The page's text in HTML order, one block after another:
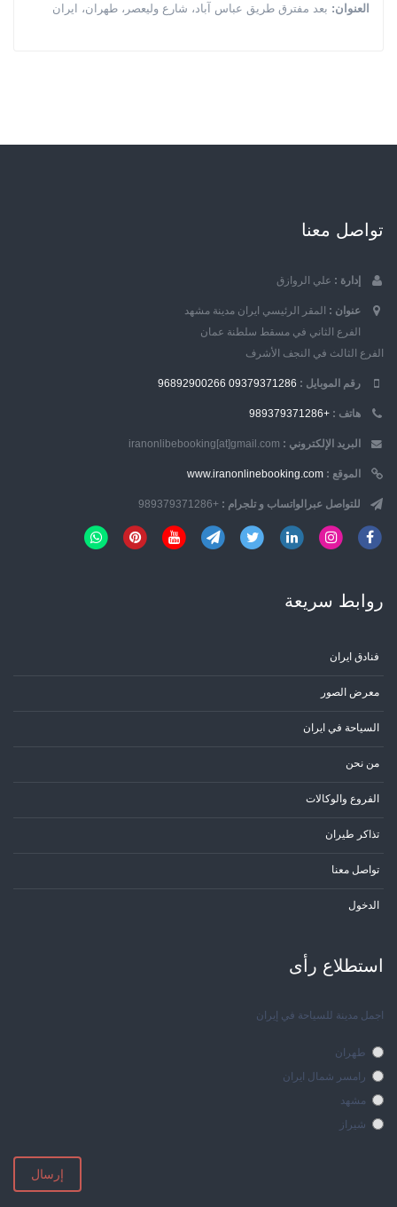
العنوان: بعد مفترق طريق عباس آباد، شارع وليعصر، طهران، ايران
تواصل معنا
إدارة : علي الروازق
عنوان : المقر الرئيسي ايران مدينة مشهد
الفرع الثاني في مسقط سلطنة عمان
الفرع الثالث في النجف الأشرف
رقم الموبایل : 09379371286
96892900266
هاتف : +989379371286
البريد الإلكتروني : iranonlibebooking[at]gmail.com
الموقع : www.iranonlinebooking.com
للتواصل عبرالواتساب و تلجرام : +989379371286
روابط سریعة
فنادق ايران
معرض الصور
السياحة في ايران
من نحن
الفروع والوكالات
تذاكر طيران
تواصل معنا
الدخول
استطلاع رأی
اجمل مدينة للسياحة في إيران
طهران
رامسر شمال ايران
مشهد
شيراز
إرسال